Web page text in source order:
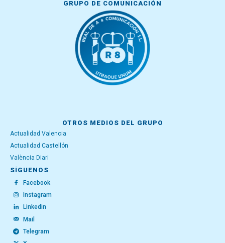
GRUPO DE COMUNICACIÓN
OTROS MEDIOS DEL GRUPO
Actualidad Valencia
Actualidad Castellón
València Diari
SÍGUENOS
Facebook
Instagram
Linkedin
Mail
Telegram